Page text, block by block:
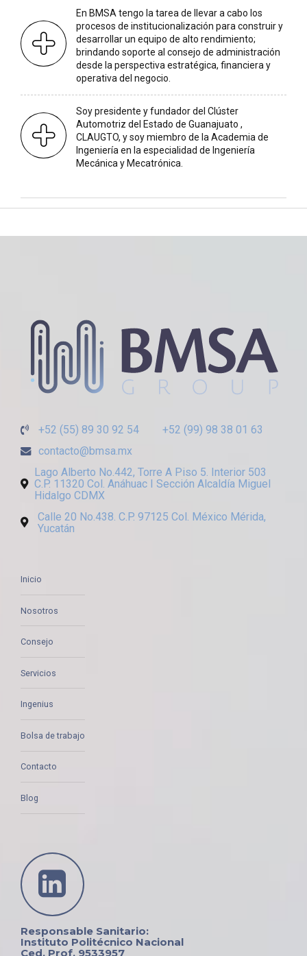
En BMSA tengo la tarea de llevar a cabo los
procesos de institucionalización para construir y
desarrollar un equipo de alto rendimiento;
brindando soporte al consejo de administración
desde la perspectiva estratégica, financiera y
operativa del negocio.
Soy presidente y fundador del Clúster
Automotriz del Estado de Guanajuato ,
CLAUGTO, y soy miembro de la Academia de
Ingeniería en la especialidad de Ingeniería
Mecánica y Mecatrónica.
+52 (55) 89 30 92 54
+52 (99) 98 38 01 63
contacto@bmsa.mx
Lago Alberto No.442, Torre A Piso 5. Interior 503
C.P. 11320 Col. Anáhuac I Sección Alcaldía Miguel
Hidalgo CDMX
Calle 20 No.438. C.P. 97125 Col. México Mérida,
Yucatán
Inicio
Nosotros
Consejo
Servicios
Ingenius
Bolsa de trabajo
Contacto
Blog
Responsable Sanitario:
Instituto Politécnico Nacional
Ced. Prof. 9533957